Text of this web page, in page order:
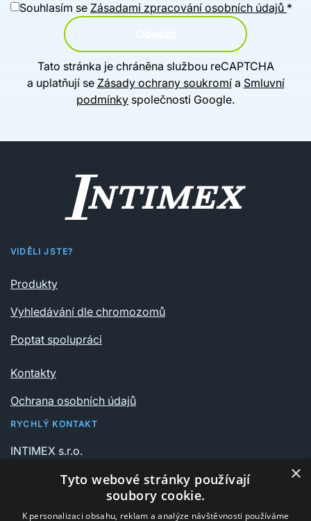
Souhlasím se Zásadami zpracování osobních údajů *
Tato stránka je chráněna službou reCAPTCHA
a uplatňují se Zásady ochrany soukromía Smluvní
podmínky společnosti Google.
VIDĚLI JSTE?
Produkty
Vyhledávání dle chromozomů
Poptat spolupráci
Kontakty
Ochrana osobních údajů
RYCHLÝ KONTAKT
INTIMEX s.r.o.
735 06 Karviná – Nové Město
+420 596 311 612
×
Tyto webové stránky používají
soubory cookie.
K personalizaci obsahu, reklam a analýze návštěvnosti používáme